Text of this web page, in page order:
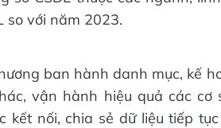
so với năm 2023.
ban hành danh mục, kế
vận hành hiệu quả các cơ
kết nối, chia sẻ dữ liệu tiếp